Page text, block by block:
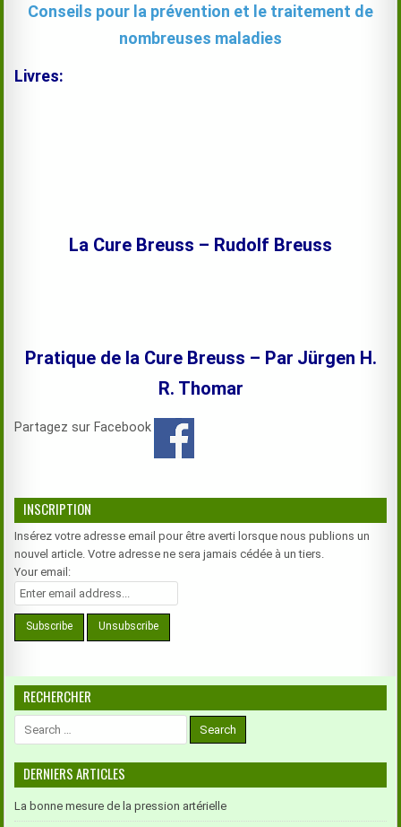
Conseils pour la prévention et le traitement de
nombreuses maladies
Livres:
La Cure Breuss – Rudolf Breuss
Pratique de la Cure Breuss – Par Jürgen H.
R. Thomar
Partagez sur Facebook
INSCRIPTION
Insérez votre adresse email pour être averti lorsque nous publions un
nouvel article. Votre adresse ne sera jamais cédée à un tiers.
Your email:
RECHERCHER
DERNIERS ARTICLES
La bonne mesure de la pression artérielle